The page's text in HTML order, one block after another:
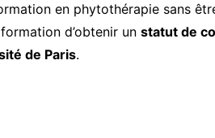
en phytothérapie sans
d’obtenir un statut de
de Paris.